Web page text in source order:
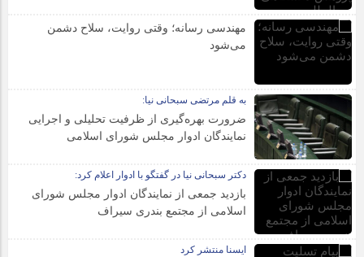
مهندسی رسانه؛ وقتی روایت، سلاح دشمن
می‌شود
به قلم مرتضی سبحانی نیا:
ضرورت بهره‌گیری از ظرفیت تحلیلی و اجرایی
نمایندگان ادوار مجلس شورای اسلامی
دکتر سبحانی نیا در گفتگو با ادوار اعلام کرد:
بازدید جمعی از نمایندگان ادوار مجلس شورای
اسلامی از مجتمع بندری سیراف
ایسنا منتشر کرد